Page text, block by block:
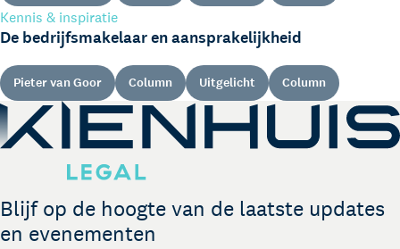
Kienhuis Legal Academy
Masterclasses en Events
Uw legal business partner
German desk
Kennis & inspiratie
De bedrijfsmakelaar en aansprakelijkheid
Pieter van Goor Column Uitgelicht Column
Blijf op de hoogte van de laatste updates
en evenementen